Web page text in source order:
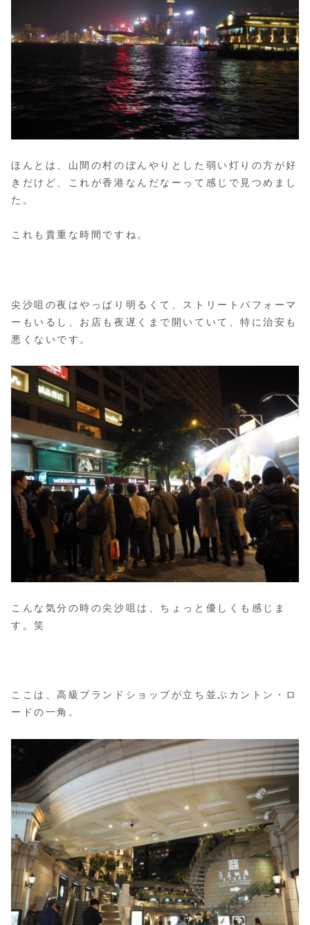
ほんとは、山間の村のぼんやりとした弱い灯りの方が好
きだけど、これが香港なんだなーって感じで見つめまし
た。
これも貴重な時間ですね。
尖沙咀の夜はやっぱり明るくて、ストリートパフォーマ
ーもいるし、お店も夜遅くまで開いていて、特に治安も
悪くないです。
こんな気分の時の尖沙咀は、ちょっと優しくも感じま
す。笑
ここは、高級ブランドショップが立ち並ぶカントン・ロ
ードの一角。